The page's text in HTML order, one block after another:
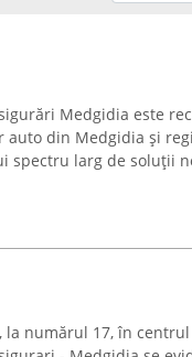
Medgidia este
din Medgidia și
spectru larg de soluții
la numărul 17, în